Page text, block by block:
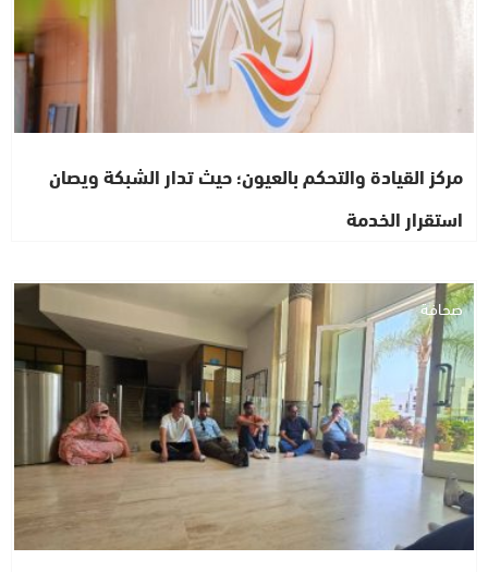
مركز القيادة والتحكم بالعيون؛ حيث تدار الشبكة ويصان
استقرار الخدمة
صحافة